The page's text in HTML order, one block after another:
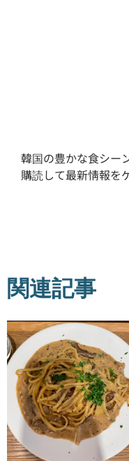
韓国の豊かな食シー
購読して最新情報を
関連記事